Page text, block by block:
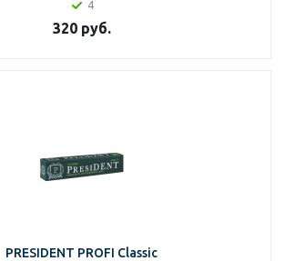
4
320руб.
PRESIDENT PROFI Classic